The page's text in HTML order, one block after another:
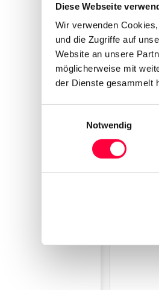
Diese Webseite
Wir verwenden
und die Zugriffe auf
Website an unsere
möglicherweise mit
der Dienste gesammelt
Notwendig